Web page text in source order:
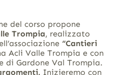
del corso propone
Trompia, realizzato
“Cantieri
Acli Valle Trompia e con
di Gardone Val Trompia.
Inizieremo con